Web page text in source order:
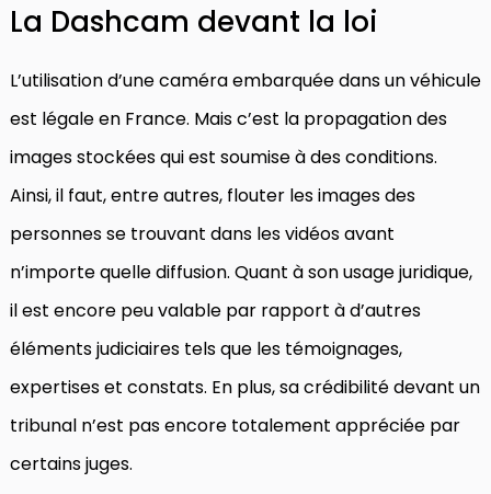
La Dashcam devant la loi
L’utilisation d’une caméra embarquée dans un véhicule
est légale en France. Mais c’est la propagation des
images stockées qui est soumise à des conditions.
Ainsi, il faut, entre autres, flouter les images des
personnes se trouvant dans les vidéos avant
n’importe quelle diffusion. Quant à son usage juridique,
il est encore peu valable par rapport à d’autres
éléments judiciaires tels que les témoignages,
expertises et constats. En plus, sa crédibilité devant un
tribunal n’est pas encore totalement appréciée par
certains juges.